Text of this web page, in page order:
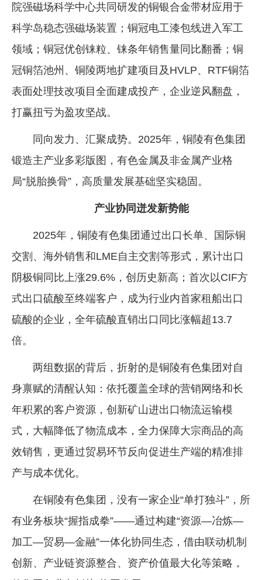
院强磁场科学中心共同研发的铜银合金带材应用于
科学岛稳态强磁场装置；铜冠电工漆包线进入军工
领域；铜冠优创铼粒、铼条年销售量同比翻番；铜
冠铜箔池州、铜陵两地扩建项目及HVLP、RTF铜箔
表面处理技改项目全面建成投产，企业逆风翻盘，
打赢扭亏为盈攻坚战。
同向发力、汇聚成势。2025年，铜陵有色集团
锻造主产业多彩版图，有色金属及非金属产业格
局“脱胎换骨”，高质量发展基础坚实稳固。
产业协同迸发新势能
2025年，铜陵有色集团通过出口长单、国际铜
交割、海外销售和LME自主交割等形式，累计出口
阴极铜同比上涨29.6%，创历史新高；首次以CIF方
式出口硫酸至终端客户，成为行业内首家租船出口
硫酸的企业，全年硫酸直销出口同比涨幅超13.7
倍。
两组数据的背后，折射的是铜陵有色集团对自
身禀赋的清醒认知：依托覆盖全球的营销网络和长
年积累的客户资源，创新矿山进出口物流运输模
式，大幅降低了物流成本，全力保障大宗商品的高
效销售，更通过贸易环节反向促进生产端的精准排
产与成本优化。
在铜陵有色集团，没有一家企业“单打独斗”，所
有业务板块“握指成拳”——通过构建“资源—冶炼—
加工—贸易—金融”一体化协同生态，借由联动机制
创新、产业链资源整合、资产价值最大化等策略，